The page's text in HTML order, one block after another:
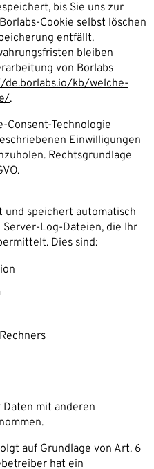
bis Sie uns zur
Cookie selbst löschen
entfällt.
bleiben
von Borlabs
de.borlabs.io/kb/welche-
.
Consent-Technologie
Einwilligungen
Rechtsgrundlage
speichert automatisch
Log-Dateien, die Ihr
Dies sind:
mit anderen
auf Grundlage von Art. 6
hat ein